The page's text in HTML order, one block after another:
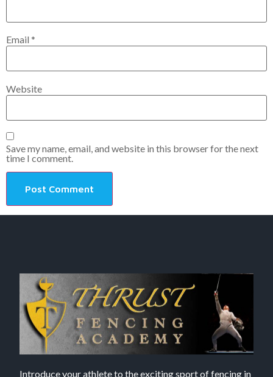
Email *
Website
Save my name, email, and website in this browser for the next
time I comment.
Introduce your athlete to the exciting sport of fencing in